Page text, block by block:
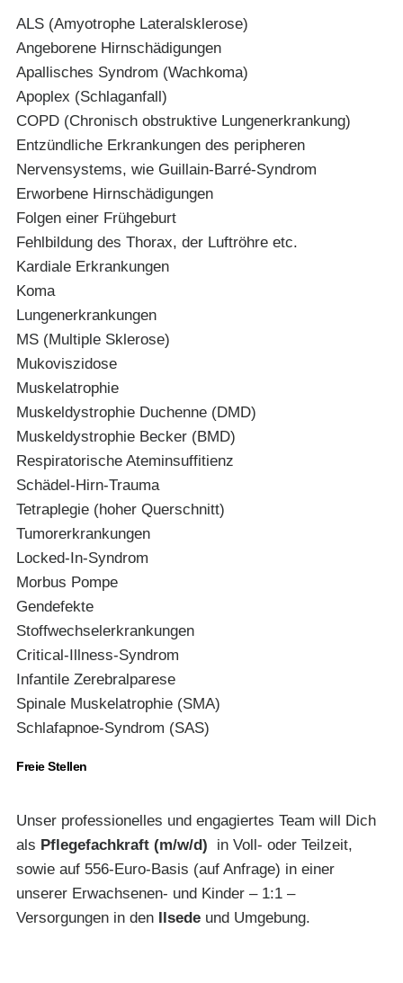
ALS (Amyotrophe Lateralsklerose)
Angeborene Hirnschädigungen
Apallisches Syndrom (Wachkoma)
Apoplex (Schlaganfall)
COPD (Chronisch obstruktive Lungenerkrankung)
Entzündliche Erkrankungen des peripheren
Nervensystems, wie Guillain-Barré-Syndrom
Erworbene Hirnschädigungen
Folgen einer Frühgeburt
Fehlbildung des Thorax, der Luftröhre etc.
Kardiale Erkrankungen
Koma
Lungenerkrankungen
MS (Multiple Sklerose)
Mukoviszidose
Muskelatrophie
Muskeldystrophie Duchenne (DMD)
Muskeldystrophie Becker (BMD)
Respiratorische Ateminsuffitienz
Schädel-Hirn-Trauma
Tetraplegie (hoher Querschnitt)
Tumorerkrankungen
Locked-In-Syndrom
Morbus Pompe
Gendefekte
Stoffwechselerkrankungen
Critical-Illness-Syndrom
Infantile Zerebralparese
Spinale Muskelatrophie (SMA)
Schlafapnoe-Syndrom (SAS)
Freie Stellen
Unser professionelles und engagiertes Team will Dich
als Pflegefachkraft (m/w/d) in Voll- oder Teilzeit,
sowie auf 556-Euro-Basis (auf Anfrage) in einer
unserer Erwachsenen- und Kinder – 1:1 –
Versorgungen in den
Ilsede und Umgebung.